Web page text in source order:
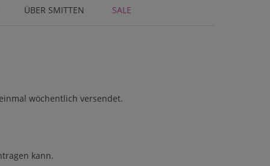
ÜBER SMITTEN SALE
wöchentlich versendet.
kann.